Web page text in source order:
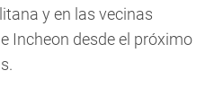
y en las vecinas
Incheon desde el próximo